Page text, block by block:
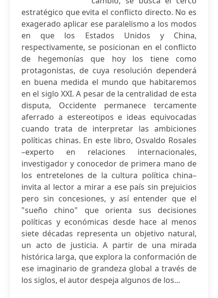
estratégico que evita el conflicto directo. No es
exagerado aplicar ese paralelismo a los modos
en que los Estados Unidos y China,
respectivamente, se posicionan en el conflicto
de hegemonías que hoy los tiene como
protagonistas, de cuya resolución dependerá
en buena medida el mundo que habitaremos
en el siglo XXI. A pesar de la centralidad de esta
disputa, Occidente permanece tercamente
aferrado a estereotipos e ideas equivocadas
cuando trata de interpretar las ambiciones
políticas chinas. En este libro, Osvaldo Rosales
–experto en relaciones internacionales,
investigador y conocedor de primera mano de
los entretelones de la cultura política china–
invita al lector a mirar a ese país sin prejuicios
pero sin concesiones, y así entender que el
"sueño chino" que orienta sus decisiones
políticas y económicas desde hace al menos
siete décadas representa un objetivo natural,
un acto de justicia. A partir de una mirada
histórica larga, que explora la conformación de
ese imaginario de grandeza global a través de
los siglos, el autor despeja algunos de los...